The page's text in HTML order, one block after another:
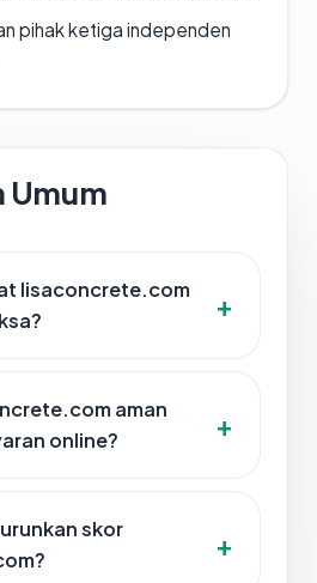
pihak ketiga independen
Umum
lisaconcrete.com
aman
online?
skor